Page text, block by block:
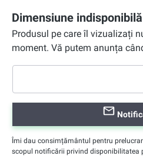
Dimensiune indisponibilă
Produsul pe care îl vizualizați
moment. Vă putem anunța
Îmi dau consimțământul pentru
scopul notificării privind disponibilitatea